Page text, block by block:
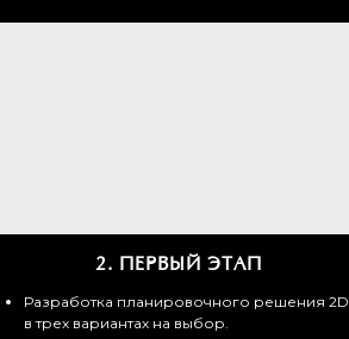
2. ПЕРВЫЙ ЭТАП
Разработка планировочного решения 2D
в трех вариантах на выбор.